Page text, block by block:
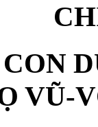
VŨ-